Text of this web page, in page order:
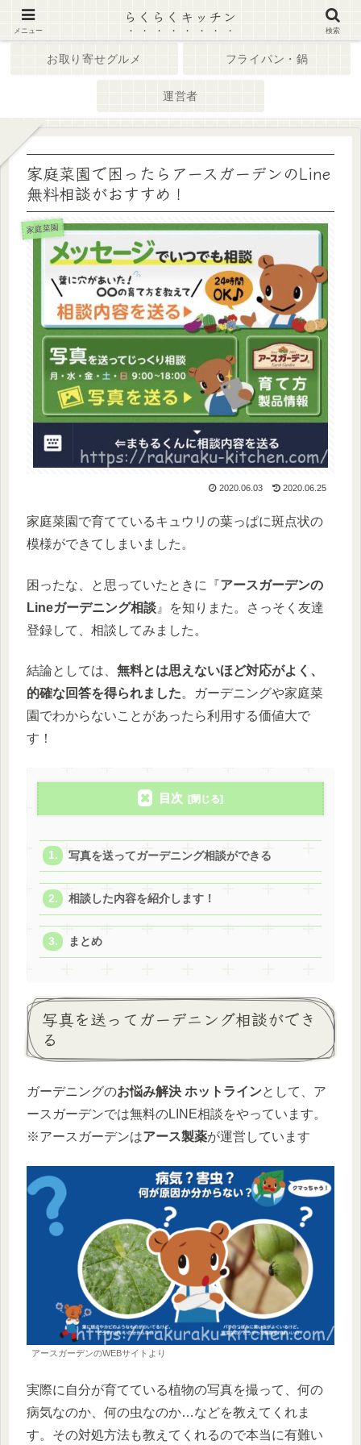
キッチン家電
お取り寄せグルメ フライパン・鍋
運営者
家庭菜園で困ったらアースガーデンのLine
無料相談がおすすめ！
家庭菜園
2020.06.03 2020.06.25
家庭菜園で育てているキュウリの葉っぱに斑点状の
模様ができてしまいました。
困ったな、と思っていたときに『アースガーデンの
Lineガーデニング相談 』を知りまた。さっそく友達
登録して、相談してみました。
結論としては、 無料とは思えないほど対応がよく、
的確な回答を得られました。ガーデニングや家庭菜
園でわからないことがあったら利用する価値大で
す！
目次
写真を送ってガーデニング相談ができる
相談した内容を紹介します！
まとめ
写真を送ってガーデニング相談ができ
る
ガーデニングのお悩み解決 ホットラインとして、ア
ースガーデンでは無料のLINE相談をやっています。
※アースガーデンはアース製薬が運営しています
アースガーデンのWEBサイトより
実際に自分が育てている植物の写真を撮って、何の
病気なのか、何の虫なのか…などを教えてくれま
す。その対処方法も教えてくれるので本当に有難い
メニュー
らくらくキッチン
検索